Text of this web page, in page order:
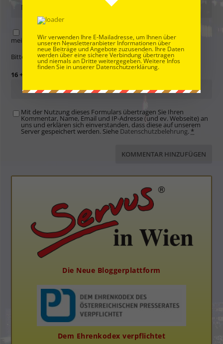
Name, E-Mail-Adresse und Website in diesem Browser für
meinen nächsten Kommentar speichern.
Bitte gib eine Antwort in Ziffern ein:
16 + dreizehn =
Mit der Nutzung dieses Formulars übertragen Sie Ihren
Kommentar, Name, Email und IP-Adresse (und ev. Webseite) an
uns und erklären sich einverstanden, dass diese auf unserem
Server gespeichert werden. Siehe Datenschutzbelehrung.*
Die Neue Bloggerplattform
Dem Ehrenkodex verpflichtet
Wir verwenden Ihre E-Mailadresse, um Ihnen über
unseren Newsletteranbieter Informationen über
neue Beiträge und Angebote zuzusenden. Ihre Daten
werden über eine sichere Verbindung übertragen
und niemals an Dritte weitergegeben. Weitere Infos
finden Sie in unserer Datenschutzerklärung.